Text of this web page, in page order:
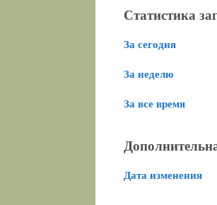
Статистика
За сегодня
За неделю
За все время
Дата изменения